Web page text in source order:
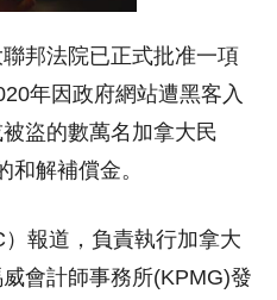
聯邦法院已正式批准一項
年因政府網站遭黑客入
盜的數萬名加拿大民
和解補償金。
報道，負責執行加拿大
會計師事務所(KPMG)發